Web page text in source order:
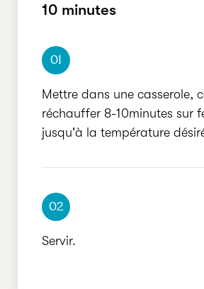
10 minutes
01
Mettre dans une casserole,
réchauffer 8-10minutes sur
jusqu'à la température
02
Servir.